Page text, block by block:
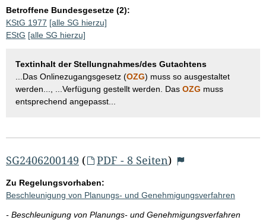
Betroffene Bundesgesetze (2):
KStG 1977 [alle SG hierzu]
EStG [alle SG hierzu]
Textinhalt der Stellungnahmes/des Gutachtens
...Das Onlinezugangsgesetz (OZG) muss so ausgestaltet
werden..., ...Verfügung gestellt werden. Das OZG muss
entsprechend angepasst...
SG2406200149 ( PDF - 8 Seiten)
Zu Regelungsvorhaben:
Beschleunigung von Planungs- und Genehmigungsverfahren
- Beschleunigung von Planungs- und Genehmigungsverfahren